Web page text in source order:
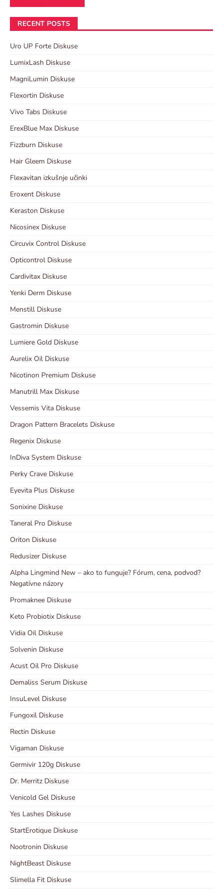
RECENT POSTS
Uro UP Forte Diskuse
LumixLash Diskuse
MagniLumin Diskuse
Flexortin Diskuse
Vivo Tabs Diskuse
ErexBlue Max Diskuse
Fizzburn Diskuse
Hair Gleem Diskuse
Flexavitan izkušnje učinki
Eroxent Diskuse
Keraston Diskuse
Nicosinex Diskuse
Circuvix Control Diskuse
Opticontrol Diskuse
Cardivitax Diskuse
Yenki Derm Diskuse
Menstill Diskuse
Gastromin Diskuse
Lumiere Gold Diskuse
Aurelix Oil Diskuse
Nicotinon Premium Diskuse
Manutrill Max Diskuse
Vessemis Vita Diskuse
Dragon Pattern Bracelets Diskuse
Regenix Diskuse
InDiva System Diskuse
Perky Crave Diskuse
Eyevita Plus Diskuse
Sonixine Diskuse
Taneral Pro Diskuse
Oriton Diskuse
Redusizer Diskuse
Alpha Lingmind New – ako to funguje? Fórum, cena, podvod?
Negatívne názory
Promaknee Diskuse
Keto Probiotix Diskuse
Vidia Oil Diskuse
Solvenin Diskuse
Acust Oil Pro Diskuse
Demaliss Serum Diskuse
InsuLevel Diskuse
Fungoxil Diskuse
Rectin Diskuse
Vigaman Diskuse
Germivir 120g Diskuse
Dr. Merritz Diskuse
Venicold Gel Diskuse
Yes Lashes Diskuse
StartErotique Diskuse
Nootronin Diskuse
NightBeast Diskuse
Slimella Fit Diskuse